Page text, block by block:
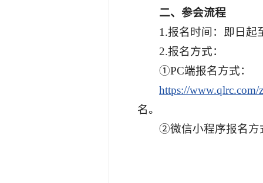
二、参会流程
1.报名时间：即日起
2.报名方式：
①PC端报名方式：
https://
名。
②微信小程序报名方